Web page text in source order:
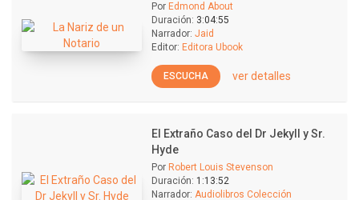
Por Edmond About
Duración: 3:04:55
Narrador: Jaid
Editor: Editora Ubook
ESCUCHA ver detalles
El Extraño Caso del Dr Jekyll y Sr.
Hyde
Por Robert Louis Stevenson
Duración: 1:13:52
Narrador: Audiolibros Colección